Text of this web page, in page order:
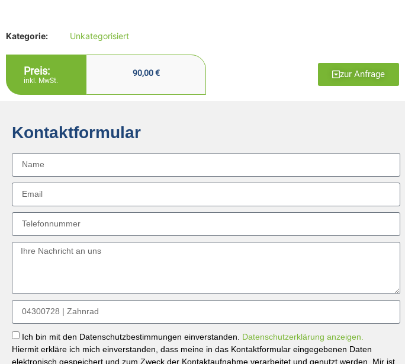
Kategorie: Unkategorisiert
Preis:
inkl. MwSt.
90,00€ zur Anfrage
Kontaktformular
Ich bin mit den Datenschutzbestimmungen einverstanden. Datenschutzerklärung anzeigen.
Hiermit erkläre ich mich einverstanden, dass meine in das Kontaktformular eingegebenen Daten
elektronisch gespeichert und zum Zweck der Kontaktaufnahme verarbeitet und genutzt werden. Mir ist